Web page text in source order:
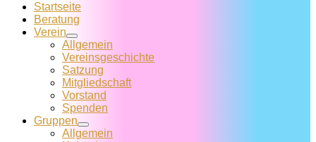
Startseite
Beratung
Verein
Allgemein
Vereins­geschichte
Satzung
Mitglied­schaft
Vorstand
Spenden
Gruppen
Allgemein